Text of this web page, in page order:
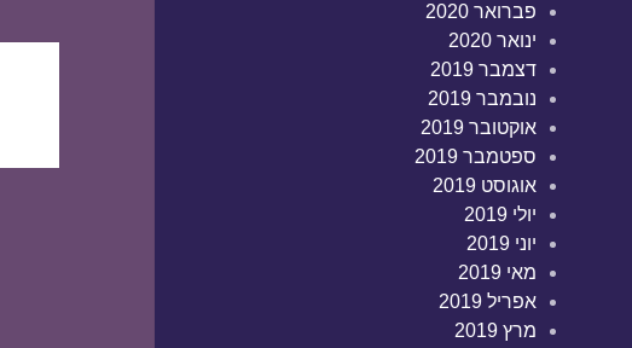
פברואר 2020
ינואר 2020
דצמבר 2019
נובמבר 2019
אוקטובר 2019
ספטמבר 2019
אוגוסט 2019
יולי 2019
יוני 2019
מאי 2019
אפריל 2019
מרץ 2019